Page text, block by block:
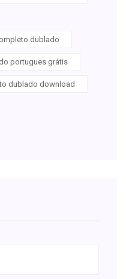
dublado
portugues grátis
dublado download